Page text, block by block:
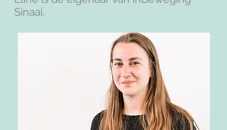
Sinaai.